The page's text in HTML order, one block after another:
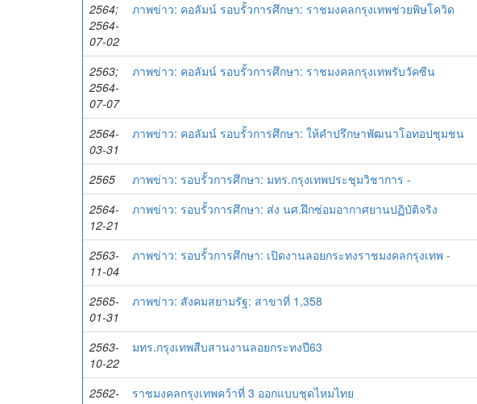
2564;
2564-
07-02
ภาพข่าว: คอลัมน์ รอบรั้วการศึกษา: ราชมงคลกรุงเทพช่วยพิษโควิด
2563;
2564-
07-07
ภาพข่าว: คอลัมน์ รอบรั้วการศึกษา: ราชมงคลกรุงเทพรับวัคซีน
2564-
03-31
ภาพข่าว: คอลัมน์ รอบรั้วการศึกษา: ให้คำปรึกษาพัฒนาโอทอปชุมชน
2565 ภาพข่าว: รอบรั้วการศึกษา: มทร.กรุงเทพประชุมวิชาการ -
2564-
12-21
ภาพข่าว: รอบรั้วการศึกษา: ส่ง นศ.ฝึกซ่อมอากาศยานปฏิบัติจริง
2563-
11-04
ภาพข่าว: รอบรั้วการศึกษา: เปิดงานลอยกระทงราชมงคลกรุงเทพ -
2565-
01-31
ภาพข่าว: สังคมสยามรัฐ: สาขาที่ 1,358
2563-
10-22
มทร.กรุงเทพสืบสานงานลอยกระทงปี63
2562-
ราชมงคลกรุงเทพคว้าที่ 3 ออกแบบชุดไหมไทย